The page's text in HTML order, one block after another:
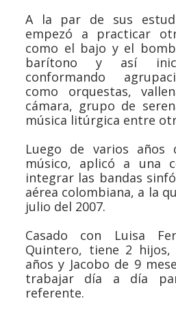
A la par de sus
empezó a practicar
como el bajo y el
barítono y así
conformando
como orquestas,
cámara, grupo de
música litúrgica entre
Luego de varios años
músico, aplicó a una
integrar las bandas
aérea colombiana, a la
julio del 2007.
Casado con Luisa
Quintero, tiene 2
años y Jacobo de 9
trabajar día a día
referente.